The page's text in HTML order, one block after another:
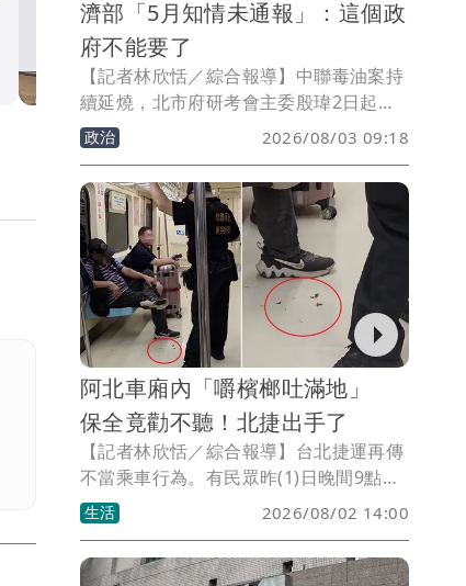
到「錢母車廂」抬頭有小紅包
濟部「5月知情未通報」：這個政
府不能要了
【記者林欣恬／綜合報導】中聯毒油案持
續延燒，北市府研考會主委殷瑋2日起在
臉書連發4篇貼文，針對台糖5月即驗出中
聯供應的粗油含有一級致癌物苯駢芘
（BaP）超標一事，質疑台糖與經濟部明
知毒油問題卻未主動通報，痛批政府「毒
油不通報、毒油不下架」，更直言「這個
政府不能要了」。
政治 2026/08/03 09:18
阿北車廂內「嚼檳榔吐滿地」
保全竟勸不聽！北捷出手了
【記者林欣恬／綜合報導】台北捷運再傳
不當乘車行為。有民眾昨(1)日晚間9點在
松山新店線（綠線）、中正紀念堂往西門
方向，拍下一名中年男性乘客在捷運車廂
內嚼食檳榔的畫面。該名男子不僅無視站
生活 2026/08/02 14:00